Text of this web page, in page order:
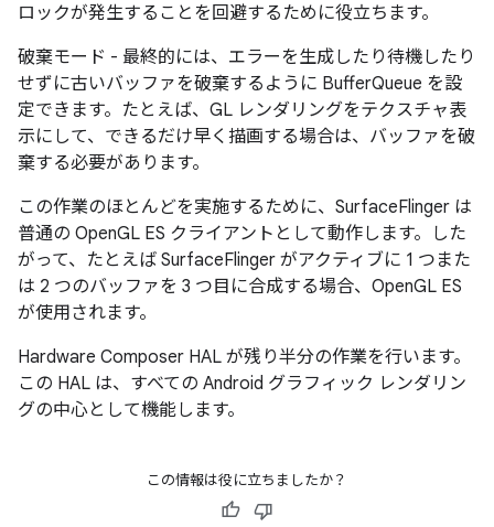
ロックが発生することを回避するために役立ちます。
破棄モード - 最終的には、エラーを生成したり待機したり
せずに古いバッファを破棄するように BufferQueue を設
定できます。 たとえば、GL レンダリングをテクスチャ表
示にして、できるだけ早く描画する場合は、バッファを破
棄する必要があります。
この作業のほとんどを実施するために、SurfaceFlinger は
普通の OpenGL ES クライアントとして動作します。した
がって、たとえば SurfaceFlinger がアクティブに 1 つまた
は 2 つのバッファを 3 つ目に合成する場合、OpenGL ES
が使用されます。
Hardware Composer HAL が残り半分の作業を行います。
この HAL は、すべての Android グラフィック レンダリン
グの中心として機能します。
この情報は役に立ちましたか？